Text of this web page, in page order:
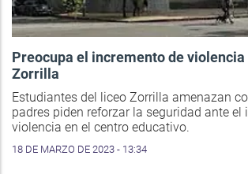
Preocupa el incremento de
Zorrilla
Estudiantes del liceo Zorrilla amenazan
padres piden reforzar la seguridad ante el
violencia en el centro educativo.
18 DE MARZO DE 2023 - 13:34